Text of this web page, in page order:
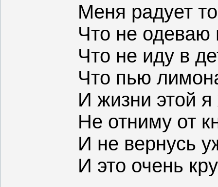
Меня радует
Что не одеваю
Что не иду в
Что пью
И жизни этой я
Не отниму от
И не вернусь
И это очень